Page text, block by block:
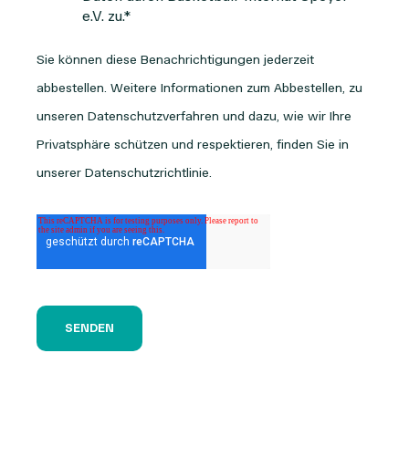
e.V. zu.*
Sie können diese Benachrichtigungen jederzeit
abbestellen. Weitere Informationen zum Abbestellen, zu
unseren Datenschutzverfahren und dazu, wie wir Ihre
Privatsphäre schützen und respektieren, finden Sie in
unserer Datenschutzrichtlinie.